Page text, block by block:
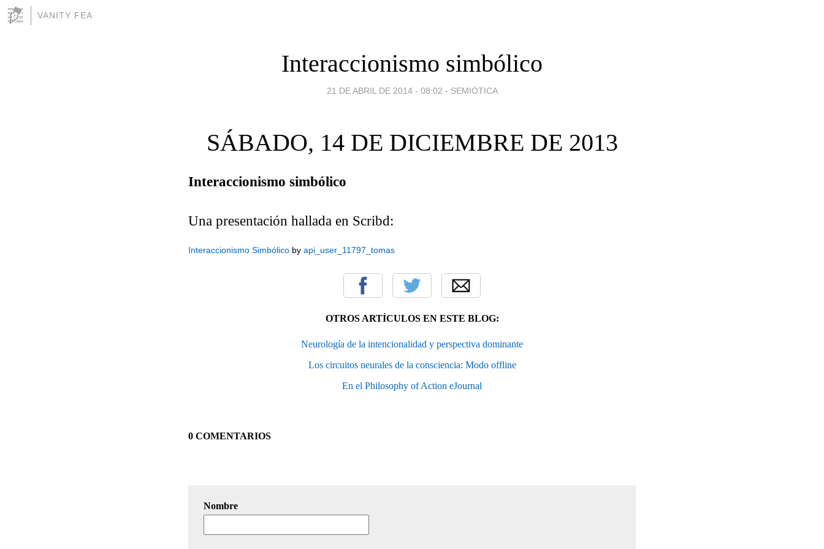
VANITY FEA
Interaccionismo simbólico
21 DE ABRIL DE 2014 - 08:02 - SEMIÓTICA
SÁBADO, 14 DE DICIEMBRE DE 2013
Interaccionismo simbólico
Una presentación hallada en Scribd:
Interaccionismo Simbólico by api_user_11797_tomas
OTROS ARTÍCULOS EN ESTE BLOG:
Neurología de la intencionalidad y perspectiva dominante
Los circuitos neurales de la consciencia: Modo offline
En el Philosophy of Action eJournal
0 COMENTARIOS
Nombre